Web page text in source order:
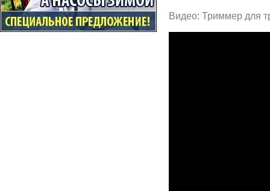
Видео: Триммер для